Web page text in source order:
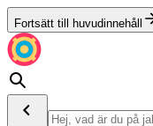
Fortsätt till huvudinnehåll